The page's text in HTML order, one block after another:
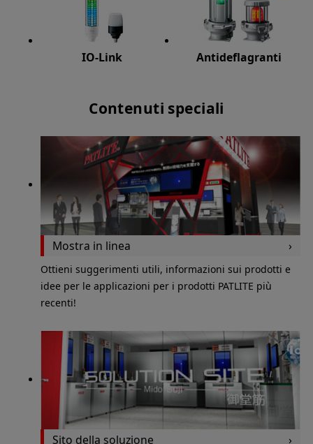
IO-Link Antideflagranti
Contenuti speciali
Mostra in linea
Ottieni suggerimenti utili, informazioni sui prodotti e
idee per le applicazioni per i prodotti PATLITE più
recenti!
Sito della soluzione